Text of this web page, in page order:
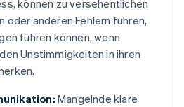
können zu versehentlichen
oder anderen Fehlern führen,
führen können, wenn
Unstimmigkeiten in ihren
Mangelnde klare